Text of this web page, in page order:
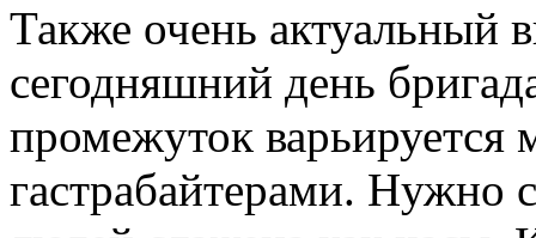
Также очень актуальный
сегодняшний день
промежуток
гастрабайтерами. Нужно